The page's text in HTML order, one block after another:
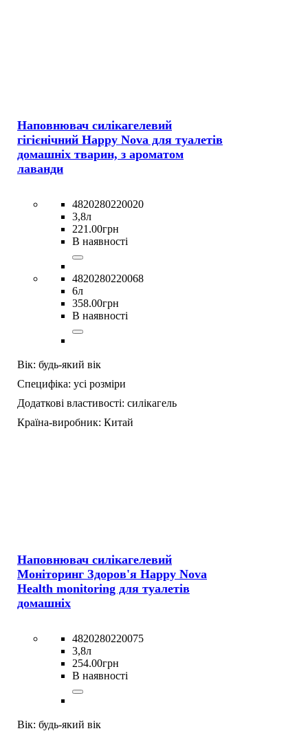
Наповнювач силікагелевий
гігієнічний Happy Nova для туалетів
домашніх тварин, з ароматом
лаванди
4820280220020
3,8л
221 .00грн
В наявності
4820280220068
6л
358.00грн
В наявності
Вік: будь-який вік
Специфіка: усі розміри
Додаткові властивості: силікагель
Країна-виробник: Китай
Наповнювач силікагелевий
Моніторинг Здоров'я Happy Nova
Health monitoring для туалетів
домашніх
4820280220075
3,8л
254.00грн
В наявності
Вік: будь-який вік